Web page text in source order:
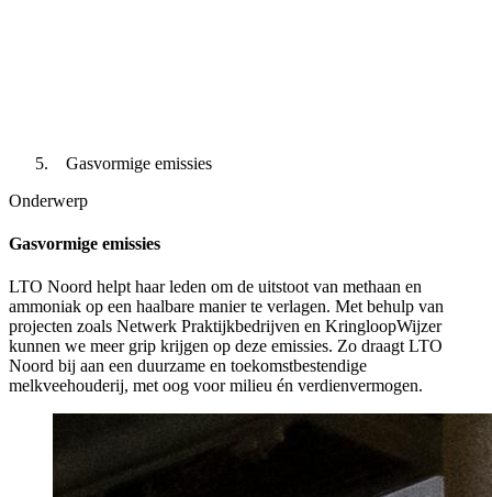
Gasvormige emissies
Onderwerp
Gasvormige emissies
LTO Noord helpt haar leden om de uitstoot van methaan en
ammoniak op een haalbare manier te verlagen. Met behulp van
projecten zoals Netwerk Praktijkbedrijven en KringloopWijzer
kunnen we meer grip krijgen op deze emissies. Zo draagt LTO
Noord bij aan een duurzame en toekomstbestendige
melkveehouderij, met oog voor milieu én verdienvermogen.